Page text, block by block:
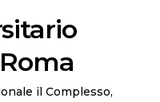
il Complesso,